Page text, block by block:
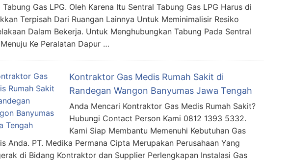
Tabung Gas LPG. Oleh Karena Itu Sentral Tabung Gas LPG Harus di
Terpisah Dari Ruangan Lainnya Untuk Meminimalisir Resiko
Dalam Bekerja. Untuk Menghubungkan Tabung Pada Sentral
Ke Peralatan Dapur …
Kontraktor Gas Medis Rumah Sakit di
Randegan Wangon Banyumas Jawa Tengah
Anda Mencari Kontraktor Gas Medis Rumah Sakit?
Hubungi Contact Person Kami 0812 1393 5332.
Kami Siap Membantu Memenuhi Kebutuhan Gas
Anda. PT. Medika Permana Cipta Merupakan Perusahaan Yang
di Bidang Kontraktor dan Supplier Perlengkapan Instalasi Gas